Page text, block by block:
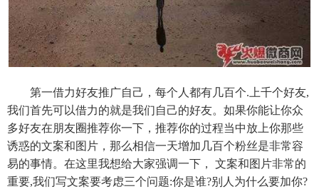
第一借力好友推广自己，每个人都有几百个.上千个好友,
我们首先可以借力的就是我们自己的好友。如果你能让你众
多好友在朋友圈推荐你一下，推荐你的过程当中放上你那些
诱惑的文案和图片，那么相信一天增加几百个粉丝是非常容
易的事情。在这里我想给大家强调一下， 文案和图片非常的
重要,我们写文案要考虑三个问题:你是谁?别人为什么要加你?